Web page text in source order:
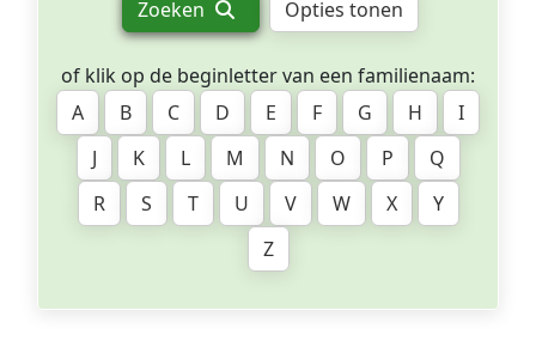
Zoeken Opties tonen
of klik op de beginletter van een familienaam:
A
B C D E F G H
I
J
K L M N O P
Q
R
S T U V W X
Y
Z